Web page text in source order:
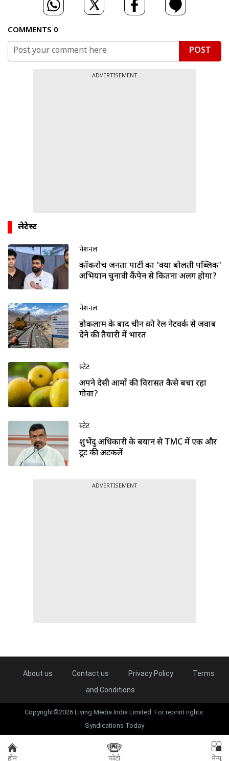
COMMENTS 0
POST
ADVERTISEMENT
लेटेस्ट
नेशनल
कॉकरोच जनता पार्टी का 'क्या बोलती पब्लिक'
अभियान चुनावी कैंपेन से कितना अलग होगा?
नेशनल
डोकलाम के बाद चीन को रेल नेटवर्क से जवाब
देने की तैयारी में भारत
स्टेट
अपने देसी आमों की विरासत कैसे बचा रहा
गोवा?
स्टेट
शुभेंदु अधिकारी के बयान से TMC में एक और
टूट की अटकलें
ADVERTISEMENT
होम फोटो मेन्यू
About us Contact us Privacy Policy
Terms
and Conditions
Copyright©2026 Living Media India Limited. For reprint rights:
Syndications Today